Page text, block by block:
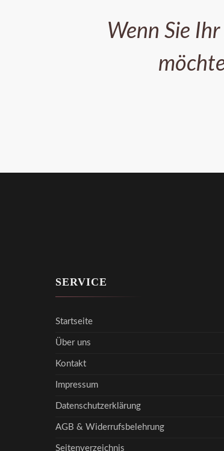
Wenn Sie
SERVICE
Startseite
Über uns
Kontakt
Impressum
Datenschutzerklärung
AGB & Widerrufsbelehrung
Seitenverzeichnis